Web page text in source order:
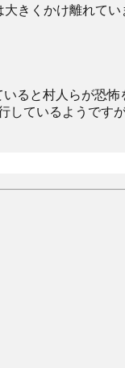
きくかけ離れて
ると村人らが恐怖
しているようです